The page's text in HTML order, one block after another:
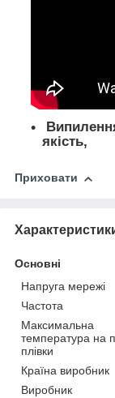
якість,
Приховати
Основні
Напруга мережі
Частота
Максимальна
температура на
плівки
Країна виробник
Виробник